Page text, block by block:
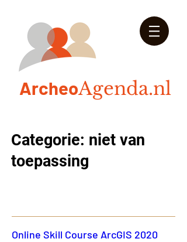
ArcheoAgenda.nl
Categorie: niet van
toepassing
Online Skill Course ArcGIS 2020